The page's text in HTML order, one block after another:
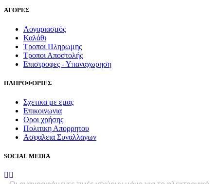
ΑΓΟΡΕΣ
Λογαριασμός
Καλάθι
Τροποι Πληρωμης
Τροποι Αποστολής
Επιστροφες - Υπαναχωρηση
ΠΛΗΡΟΦΟΡΙΕΣ
Σχετικα με εμας
Επικοινωνια
Οροι χρήσης
Πολιτικη Απορρητου
Ασφαλεια Συναλλαγων
SOCIAL MEDIA